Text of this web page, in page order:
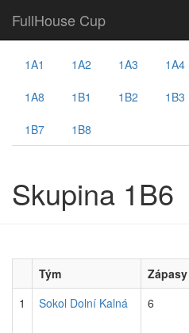
FullHouse Cup
1A1 1A2 1A3 1A4
1A8 1B1 1B2 1B3
1B7 1B8
Skupina 1B6
Tým Zápasy
1
Sokol Dolní Kalná 6